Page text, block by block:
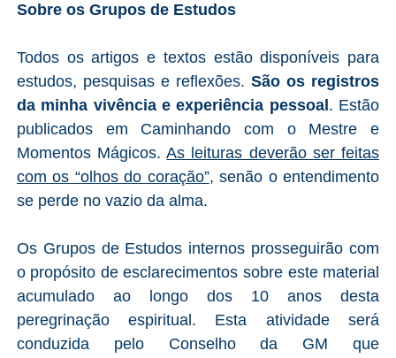
Sobre os Grupos de Estudos
Todos os artigos e textos estão disponíveis para
estudos, pesquisas e reflexões.São os registros
da minha vivência e experiência pessoal . Estão
publicados em Caminhando com o Mestre e
Momentos Mágicos.As leituras deverão ser feitas
com os “olhos do coração”, senão o entendimento
se perde no vazio da alma.
Os Grupos de Estudos internos prosseguirão com
o propósito de esclarecimentos sobre este material
acumulado ao longo dos 10 anos desta
peregrinação espiritual. Esta atividade será
conduzida pelo Conselho da GM que